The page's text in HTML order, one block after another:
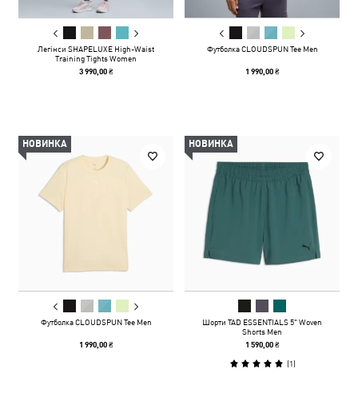
Легінси SHAPELUXE High-Waist
Training Tights Women
3 990,00 ₴
Футболка CLOUDSPUN Tee Men
1 990,00 ₴
НОВИНКА
Футболка CLOUDSPUN Tee Men
1 990,00 ₴
НОВИНКА
Шорти TAD ESSENTIALS 5" Woven
Shorts Men
1 590,00 ₴
(1)